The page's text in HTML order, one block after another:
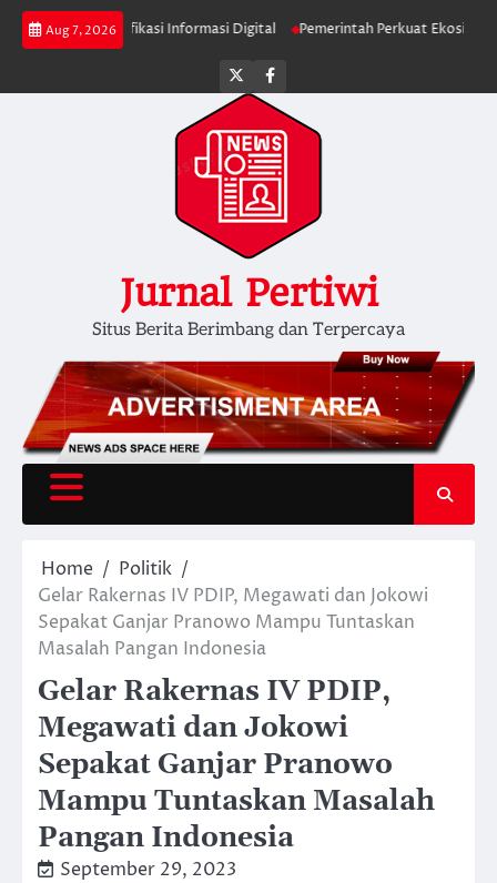
Skip
Aug 7, 2026
Verifikasi Informasi Digital Pemerintah Perkuat Ekosistem
Twitterfacebook
Jurnal Pertiwi
Situs Berita Berimbang dan Terpercaya
Home
Politik
Gelar Rakernas IV PDIP, Megawati dan Jokowi
Sepakat Ganjar Pranowo Mampu Tuntaskan
Masalah Pangan Indonesia
Gelar Rakernas IV PDIP,
Megawati dan Jokowi
Sepakat Ganjar Pranowo
Mampu Tuntaskan Masalah
Pangan Indonesia
September 29, 2023